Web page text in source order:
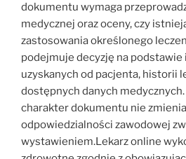
dokumentu wymaga
medycznej oraz oceny, czy
zastosowania określonego
podejmuje decyzję na
uzyskanych od pacjenta, historii
dostępnych danych
charakter dokumentu nie
odpowiedzialności zawodowej
wystawieniem.Lekarz online